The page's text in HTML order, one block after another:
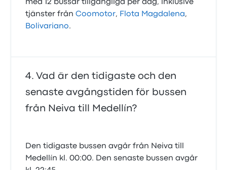
med 12 bussar tillgängliga per dag, inklusive
tjänster frånCoomotor, Flota Magdalena,
Bolivariano.
Vad är den tidigaste och den
senaste avgångstiden för bussen
från Neiva till Medellín?
Den tidigaste bussen avgår från Neiva till
Medellín kl. 00:00. Den senaste bussen avgår